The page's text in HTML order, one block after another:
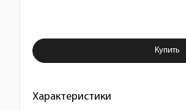
Купить Светильник
Купить
Характеристики